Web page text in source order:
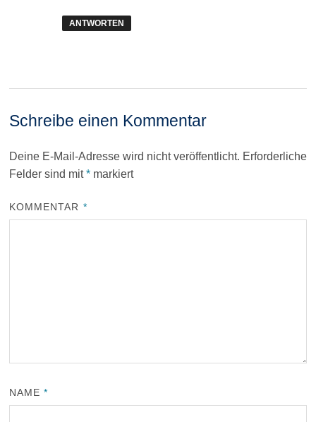
ANTWORTEN
Schreibe einen Kommentar
Deine E-Mail-Adresse wird nicht veröffentlicht. Erforderliche
Felder sind mit*markiert
KOMMENTAR *
NAME*